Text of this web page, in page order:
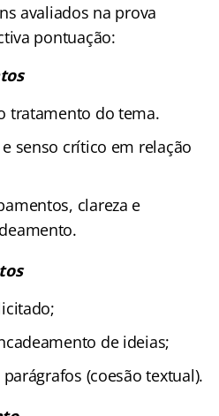
avaliados na prova
pontuação:
tratamento do tema.
senso crítico em relação
clareza e
de ideias;
(coesão textual).